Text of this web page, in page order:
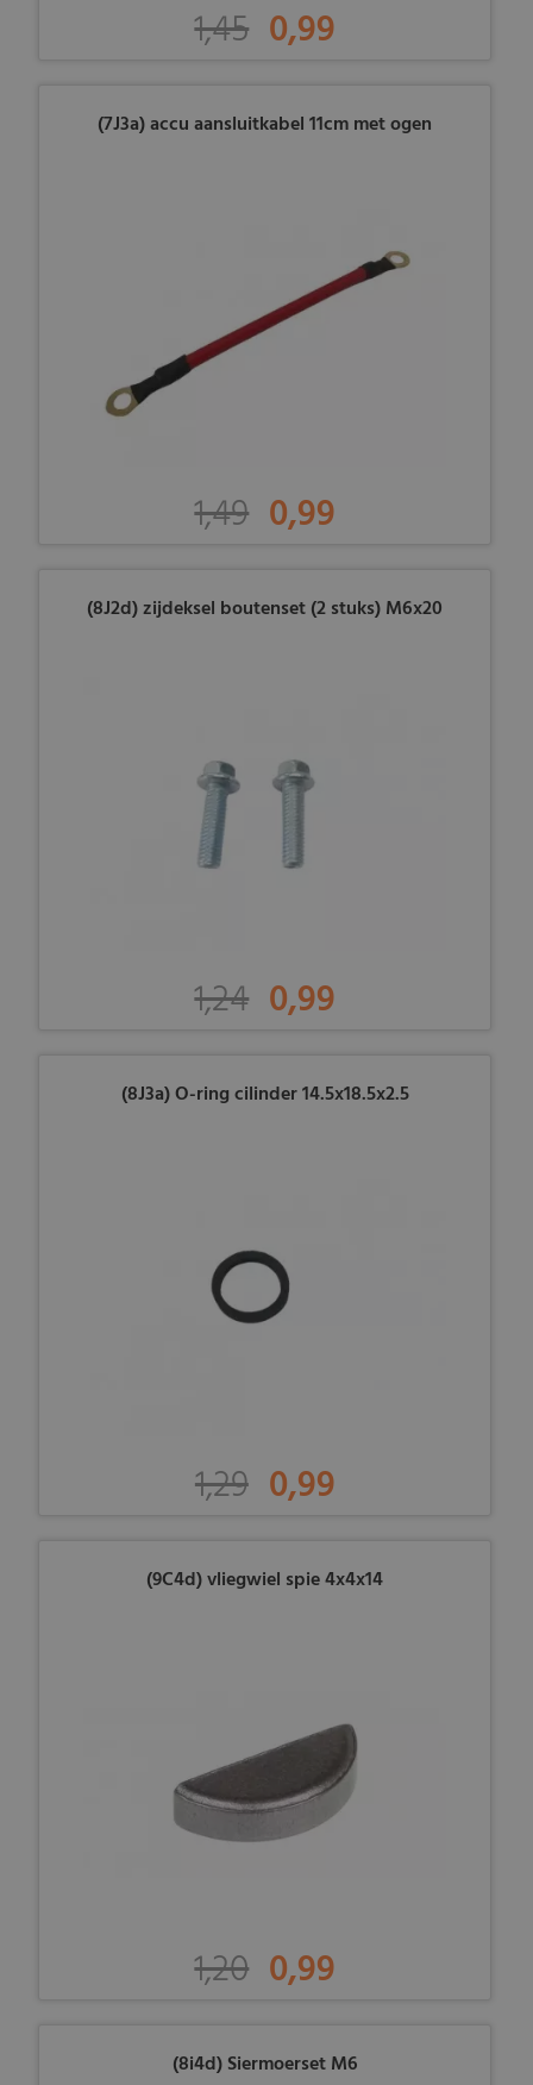
1,45 0,99
(7J3a) accu aansluitkabel 11cm met ogen
1,49 0,99
(8J2d) zijdeksel boutenset (2 stuks) M6x20
1,24 0,99
(8J3a) O-ring cilinder 14.5x18.5x2.5
1,29 0,99
(9C4d) vliegwiel spie 4x4x14
1,20 0,99
(8i4d) Siermoerset M6